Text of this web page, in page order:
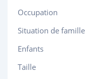
Occupation
Situation de famille
Enfants
Taille